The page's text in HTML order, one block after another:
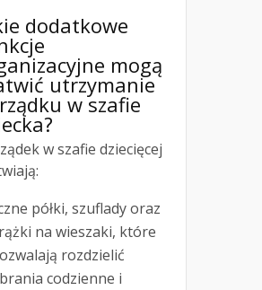
dodatkowe
mogą
utrzymanie
w szafie
w szafie dziecięcej
półki, szuflady oraz
na wieszaki, które
rozdzielić
codzienne i